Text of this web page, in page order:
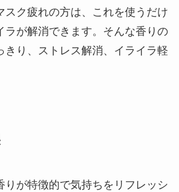
スク疲れの方は、これを使うだけ
ラが解消できます。そんな香りの
きり、ストレス解消、イライラ軽
りが特徴的で気持ちをリフレッシ